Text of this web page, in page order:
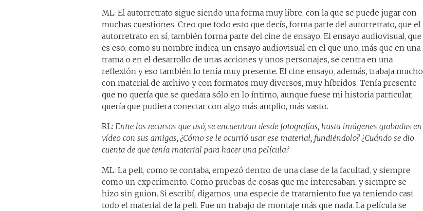
ML: El autorretrato sigue siendo una forma muy libre, con la que se puede jugar con
muchas cuestiones. Creo que todo esto que decís, forma parte del autorretrato, que el
autorretrato en sí, también forma parte del cine de ensayo. El ensayo audiovisual, que
es eso, como su nombre indica, un ensayo audiovisual en el que uno, más que en una
trama o en el desarrollo de unas acciones y unos personajes, se centra en una
reflexión y eso también lo tenía muy presente. El cine ensayo, además, trabaja mucho
con material de archivo y con formatos muy diversos, muy híbridos. Tenía presente
que no quería que se quedara sólo en lo íntimo, aunque fuese mi historia particular,
quería que pudiera conectar con algo más amplio, más vasto.
RL: Entre los recursos que usó, se encuentran desde fotografías, hasta imágenes grabadas en
vídeo con sus amigas, ¿Cómo se le ocurrió usar ese material, fundiéndolo? ¿Cuándo se dio
cuenta de que tenía material para hacer una película?
ML: La peli, como te contaba, empezó dentro de una clase de la facultad, y siempre
como un experimento. Como pruebas de cosas que me interesaban, y siempre se
hizo sin guion. Si escribí, digamos, una especie de tratamiento fue ya teniendo casi
todo el material de la peli. Fue un trabajo de montaje más que nada. La película se